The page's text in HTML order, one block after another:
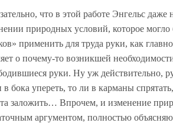
что в этой работе Энгельс
природных условий, которое
применить для труда руки, как
о почему-то возникшей
руки. Ну уж действительно,
в бока упереть, то ли в карманы
заложить… Впрочем, и изменение
аргументом, полностью